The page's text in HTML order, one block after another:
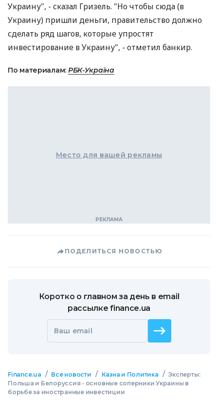
Украину", - сказал Гризель. "Но чтобы сюда (в
Украину) пришли деньги, правительство должно
сделать ряд шагов, которые упростят
инвестирование в Украину", - отметил банкир.
По материалам: РБК-Україна
Место для вашей рекламы
ПОДЕЛИТЬСЯ НОВОСТЬЮ
Коротко о главном за день в email
рассылке finance.ua
Ваш email
Finance.ua / Все новости / Казна и Политика / Эксперты:
Польша и Белоруссия - основные соперники Украины в
борьбе за иностранные инвестиции